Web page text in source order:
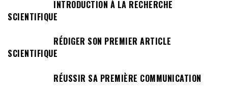
INTRODUCTION À LA RECHERCHE
SCIENTIFIQUE
RÉDIGER SON PREMIER ARTICLE
SCIENTIFIQUE
RÉUSSIR SA PREMIÈRE COMMUNICATION